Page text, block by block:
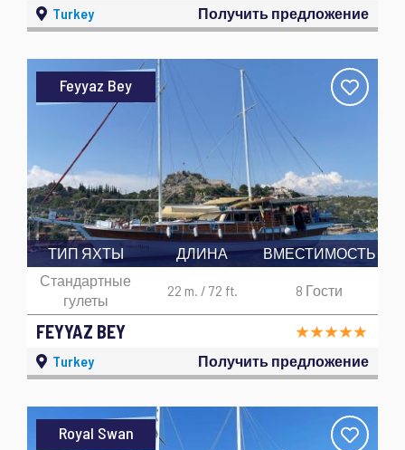
Turkey Получить предложение
Feyyaz Bey
FEYYAZ BEY
ТИП ЯХТЫ
Стандартные
гулеты
ДЛИНА
22 m. / 72 ft.
ВМЕСТИМОСТЬ
8 Гости
Turkey Получить предложение
Royal Swan